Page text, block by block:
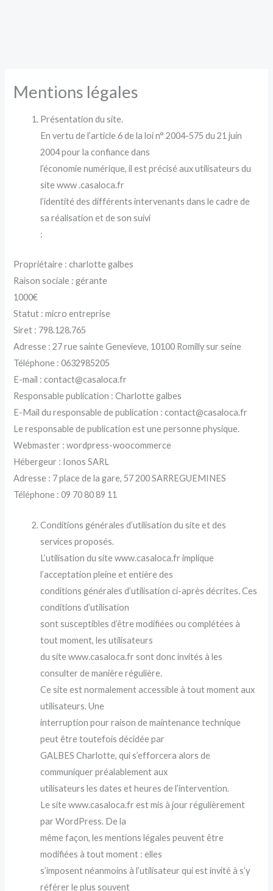
Mentions légales
Présentation du site.
En vertu de l’article 6 de la loi n° 2004-575 du 21 juin
2004 pour la confiance dans
l’économie numérique, il est précisé aux utilisateurs du
site www .casaloca.fr
l’identité des différents intervenants dans le cadre de
sa réalisation et de son suivi
:
Propriétaire : charlotte galbes
Raison sociale : gérante
1000€
Statut : micro entreprise
Siret : 798.128.765
Adresse : 27 rue sainte Genevieve, 10100 Romilly sur seine
Téléphone : 0632985205
E-mail : contact@casaloca.fr
Responsable publication : Charlotte galbes
E-Mail du responsable de publication : contact@casaloca.fr
Le responsable de publication est une personne physique.
Webmaster : wordpress-woocommerce
Hébergeur : Ionos SARL
Adresse : 7 place de la gare, 57 200 SARREGUEMINES
Téléphone : 09 70 80 89 11
Conditions générales d’utilisation du site et des
services proposés.
L’utilisation du site www.casaloca.fr implique
l’acceptation pleine et entière des
conditions générales d’utilisation ci-après décrites. Ces
conditions d’utilisation
sont susceptibles d’être modifiées ou complétées à
tout moment, les utilisateurs
du site www.casaloca.fr sont donc invités à les
consulter de manière régulière.
Ce site est normalement accessible à tout moment aux
utilisateurs. Une
interruption pour raison de maintenance technique
peut être toutefois décidée par
GALBES Charlotte, qui s’efforcera alors de
communiquer préalablement aux
utilisateurs les dates et heures de l’intervention.
Le site www.casaloca.fr est mis à jour régulièrement
par WordPress. De la
même façon, les mentions légales peuvent être
modifiées à tout moment : elles
s’imposent néanmoins à l’utilisateur qui est invité à s’y
référer le plus souvent